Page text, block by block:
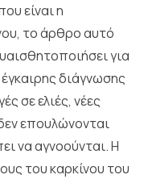
είναι η
το άρθρο αυτό
για
διάγνωσης
σε ελιές, νέες
επουλώνονται
να αγνοούνται. Η
του καρκίνου του